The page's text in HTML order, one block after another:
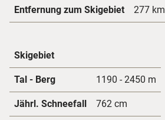
Entfernung zum Skigebiet 277 km
Skigebiet
Tal - Berg 1190 - 2450 m
Jährl. Schneefall 762 cm